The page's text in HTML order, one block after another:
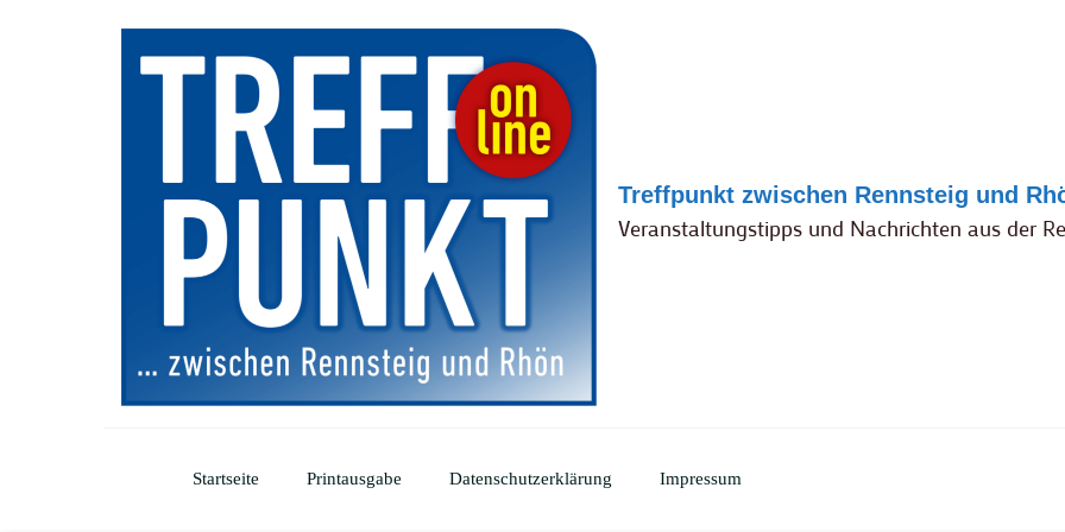
Treffpunkt zwischen Rennsteig und
Veranstaltungstipps und Nachrichten aus der
Startseite Printausgabe Datenschutzerklärung Impressum